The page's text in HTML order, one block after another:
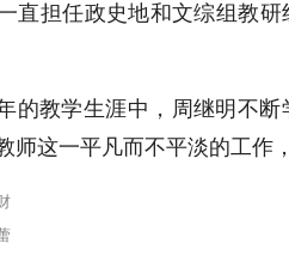
直担任政史地和文综组教
的教学生涯中， 周继明 不断
师这一平凡而不平淡的工作